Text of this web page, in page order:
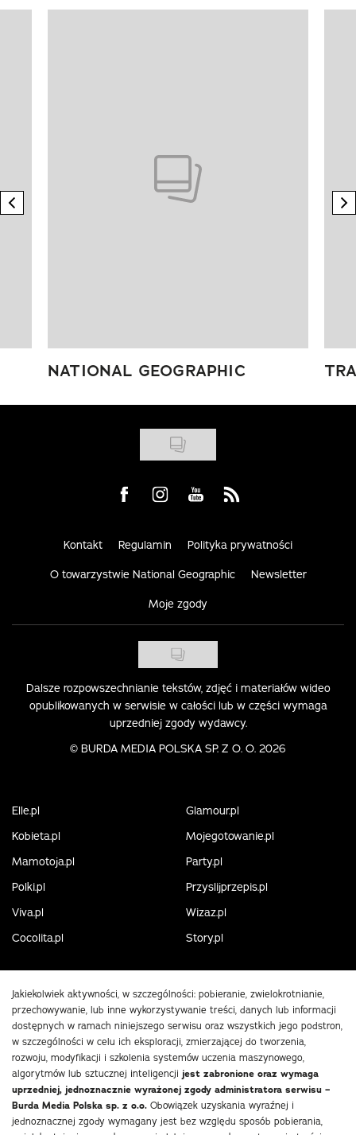
previous element
NATIONAL GEOGRAPHIC
Visit us on Facebook
Visit us on Instagram
Visit us on Youtube
Visit us on Rss
Kontakt Regulamin Polityka prywatności
O towarzystwie National Geographic Newsletter
Moje zgody
Dalsze rozpowszechnianie tekstów, zdjęć i materiałów wideo
opublikowanych w serwisie w całości lub w części wymaga
uprzedniej zgody wydawcy.
© BURDA MEDIA POLSKA SP. Z O. O. 2026
Elle.pl
Glamour.pl
Kobieta.pl
Mojegotowanie.pl
Mamotoja.pl
Party.pl
Polki.pl
Przyslijprzepis.pl
Viva.pl
Wizaz.pl
Cocolita.pl
Story.pl
Jakiekolwiek aktywności, w szczególności: pobieranie, zwielokrotnianie,
przechowywanie, lub inne wykorzystywanie treści, danych lub informacji
dostępnych w ramach niniejszego serwisu oraz wszystkich jego podstron,
w szczególności w celu ich eksploracji, zmierzającej do tworzenia,
rozwoju, modyfikacji i szkolenia systemów uczenia maszynowego,
algorytmów lub sztucznej inteligencji jest zabronione oraz wymaga
uprzedniej, jednoznacznie wyrażonej zgody administratora serwisu –
Burda Media Polska sp. z o.o. Obowiązek uzyskania wyraźnej i
jednoznacznej zgody wymagany jest bez względu sposób pobierania,